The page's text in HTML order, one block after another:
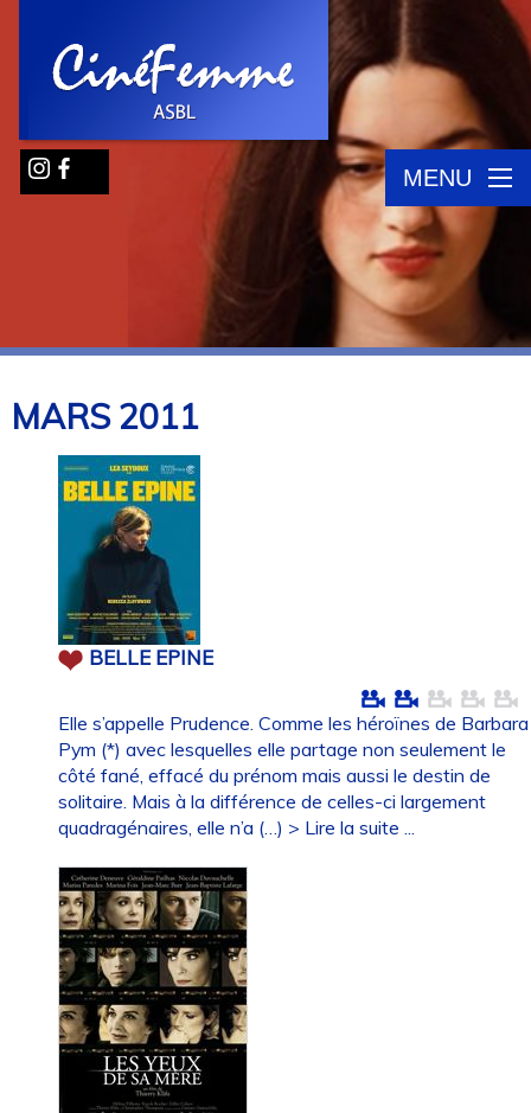
MENU
MARS2011
BELLE EPINE
Elle s’appelle Prudence. Comme les héroïnes de Barbara
Pym (*) avec lesquelles elle partage non seulement le
côté fané, effacé du prénom mais aussi le destin de
solitaire. Mais à la différence de celles-ci largement
quadragénaires, elle n’a (…) > Lire la suite ...